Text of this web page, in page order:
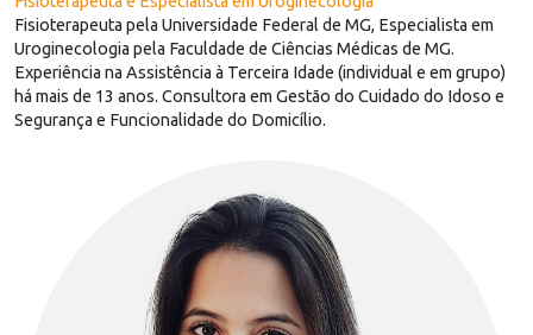
Fisioterapeuta pela Universidade Federal de MG, Especialista em
Uroginecologia pela Faculdade de Ciências Médicas de MG.
Experiência na Assistência à Terceira Idade (individual e em grupo)
há mais de 13 anos. Consultora em Gestão do Cuidado do Idoso e
Segurança e Funcionalidade do Domicílio.